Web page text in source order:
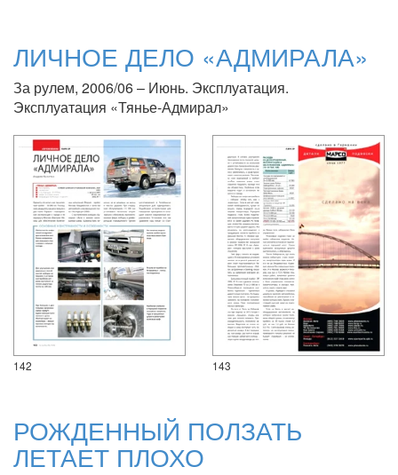
ЛИЧНОЕ ДЕЛО «АДМИРАЛА»
За рулем, 2006/06 – Июнь. Эксплуатация.
Эксплуатация «Тянье-Адмирал»
142 143
РОЖДЕННЫЙ ПОЛЗАТЬ
ЛЕТАЕТ ПЛОХО